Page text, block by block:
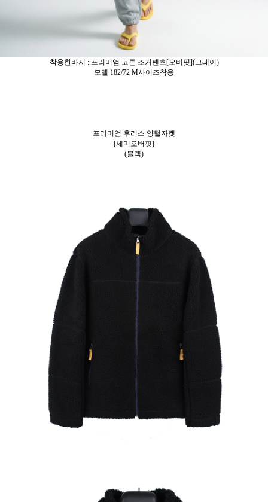
착용한바지 : 프리미엄 코튼 조거팬츠[오버핏](그레이)
모델 182/72 M사이즈착용
프리미엄 후리스 양털자켓
[세미오버핏]
(블랙)